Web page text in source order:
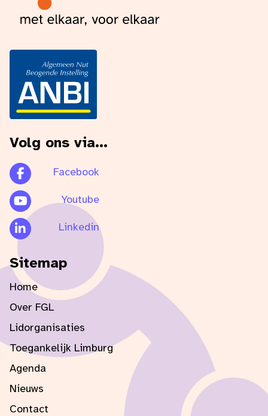
Sitemap
Home
Over FGL
Lidorganisaties
Toegankelijk Limburg
Agenda
Nieuws
Contact
Volg ons via...
Facebook
Youtube
Linkedin